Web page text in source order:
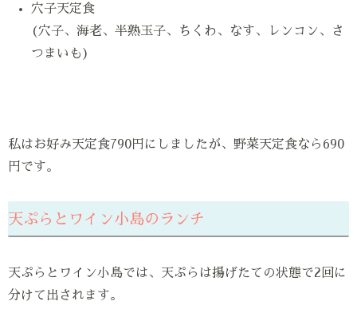
穴子天定食
(穴子、海老、半熟玉子、ちくわ、なす、レンコン、さ
つまいも)
私はお好み天定食790円にしましたが、野菜天定食なら690
円です。
天ぷらとワイン小島のランチ
天ぷらとワイン小島では、天ぷらは揚げたての状態で2回に
分けて出されます。